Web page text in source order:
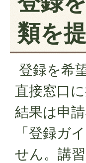
類を
登録を希
直接窓口
結果は申
「登録ガ
せん。講